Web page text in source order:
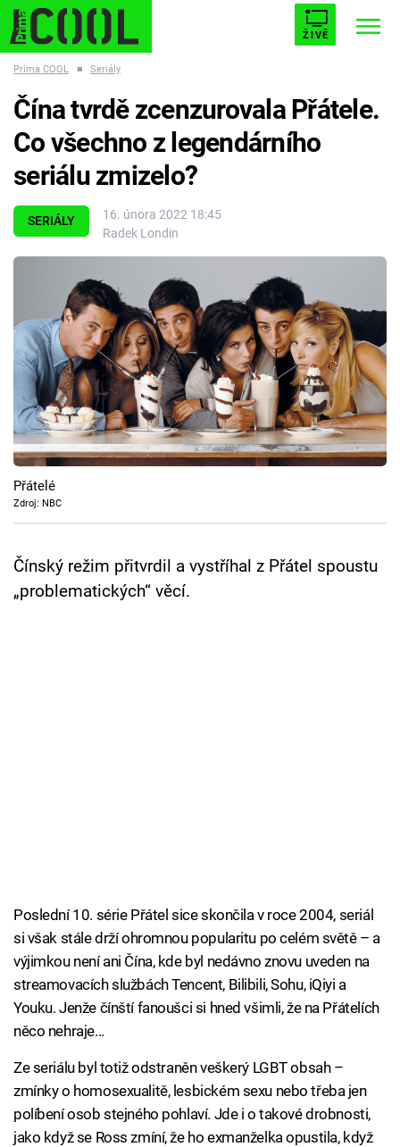
ŽIVĚ
ESCAPE PLNEJ KOTEL AVENGERS 5
Témata
Seriály
Hry
Cool Esport
Pořady
TV Program
Prima COOL ■ Seriály
SERIÁLY
16. února 2022 18:45
Radek Londin
Čína tvrdě zcenzurovala Přátele.
Co všechno z legendárního
seriálu zmizelo?
Přátelé
Zdroj: NBC
Čínský režim přitvrdil a vystříhal z Přátel spoustu
„problematických“ věcí.
Poslední 10. série Přátel sice skončila v roce 2004, seriál
si však stále drží ohromnou popularitu po celém světě – a
výjimkou není ani Čína, kde byl nedávno znovu uveden na
streamovacích službách Tencent, Bilibili, Sohu, iQiyi a
Youku. Jenže čínští fanoušci si hned všimli, že na Přátelích
něco nehraje...
Ze seriálu byl totiž odstraněn veškerý LGBT obsah –
zmínky o homosexualitě, lesbickém sexu nebo třeba jen
políbení osob stejného pohlaví. Jde i o takové drobnosti,
jako když se Ross zmíní, že ho exmanželka opustila, když